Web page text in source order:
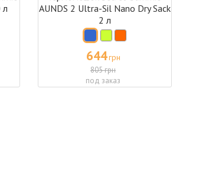
л
AUNDS 2 Ultra-Sil Nano Dry Sack
2 л
644грн
805 грн
под заказ